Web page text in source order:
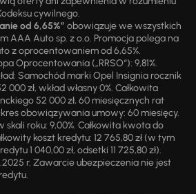
cywilnego.
od 6,65%” obowiązuje we wszystkich
AAA Auto sp. z o.o. Promocja polega na
z oprocentowaniem od 6,65%.
Oprocentowania („RRSO“): 9,81%.
Samochód marki Opel Insignia rocznik
000 zł, wkład własny 0%. Całkowita
52 000 zł, 60 miesięcznych rat
obowiązywania umowy: 60 miesięcy.
roku: 9,00%. Całkowita kwota do
koszt kredytu: 12 765,80 zł (w tym
1 040,00 zł, odsetki 11 725,80 zł).
r. Zawarcie ubezpieczenia nie jest